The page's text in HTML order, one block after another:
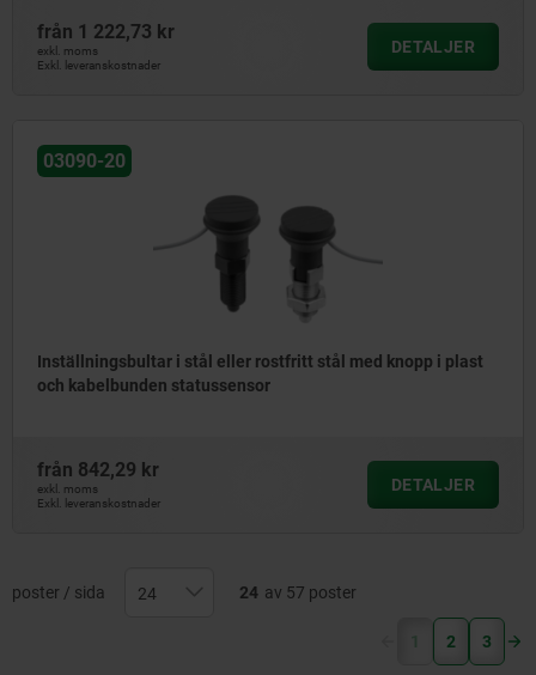
från 1 222,73 kr
exkl. moms
Exkl. leveranskostnader
DETALJER
03090-20
Inställningsbultar i stål eller rostfritt stål med knopp i plast
och kabelbunden statussensor
från 842,29 kr
exkl. moms
Exkl. leveranskostnader
DETALJER
poster / sida 24 av 57 poster
1 (current)
2 3